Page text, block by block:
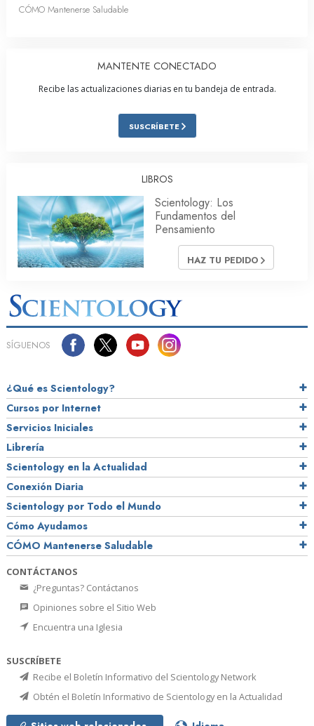
CÓMO Mantenerse Saludable
MANTENTE CONECTADO
Recibe las actualizaciones diarias en tu bandeja de entrada.
SUSCRÍBETE
LIBROS
Scientology: Los
Fundamentos del
Pensamiento
HAZ TU PEDIDO
SÍGUENOS
¿Qué es Scientology?
Cursos por Internet
Servicios Iniciales
Librería
Scientology en la Actualidad
Conexión Diaria
Scientology por Todo el Mundo
Cómo Ayudamos
CÓMO Mantenerse Saludable
CONTÁCTANOS
¿Preguntas? Contáctanos
Opiniones sobre el Sitio Web
Encuentra una Iglesia
SUSCRÍBETE
Recibe el Boletín Informativo del Scientology Network
Obtén el Boletín Informativo de Scientology en la Actualidad